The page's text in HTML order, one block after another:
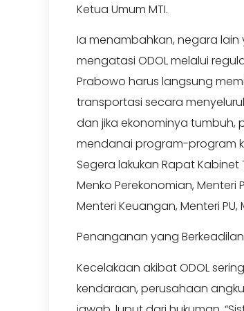
Ketua Umum MTI.
Ia menambahkan, negara lain
mengatasi ODOL melalui
Prabowo harus langsung
transportasi secara
dan jika ekonominya tumbuh,
mendanai program-program
Segera lakukan Rapat
Menko Perekonomian,
Menteri Keuangan, Menteri PU,
Penanganan yang
Kecelakaan akibat ODOL
kendaraan, perusahaan